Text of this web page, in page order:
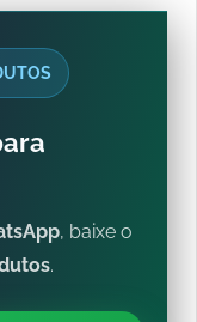
, baixe o
.